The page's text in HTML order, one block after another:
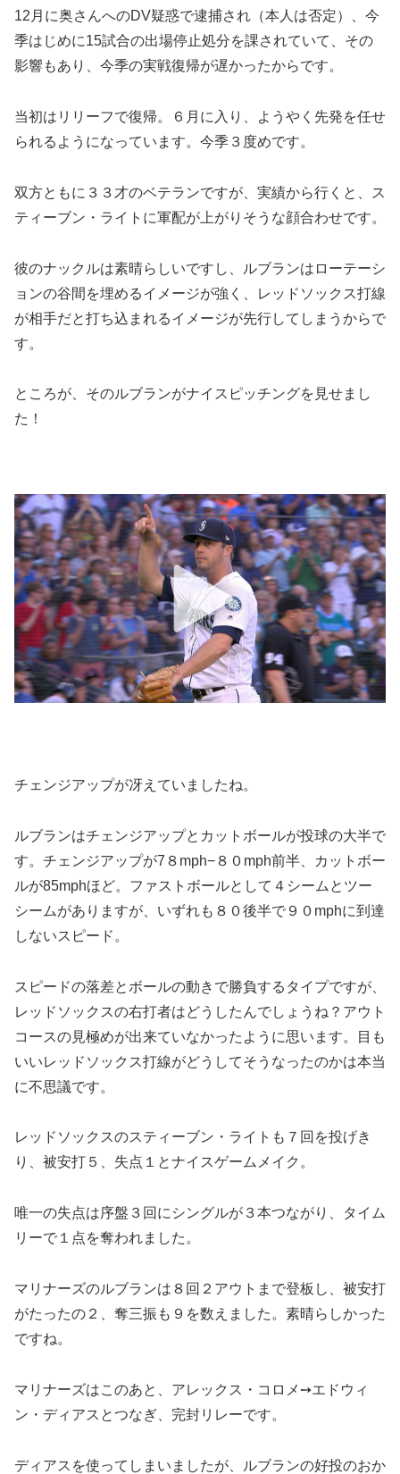
12月に奥さんへのDV疑惑で逮捕され（本人は否定）、今
季はじめに15試合の出場停止処分を課されていて、その
影響もあり、今季の実戦復帰が遅かったからです。
当初はリリーフで復帰。６月に入り、ようやく先発を任せ
られるようになっています。今季３度めです。
双方ともに３３才のベテランですが、実績から行くと、ス
ティーブン・ライトに軍配が上がりそうな顔合わせです。
彼のナックルは素晴らしいですし、ルブランはローテーシ
ョンの谷間を埋めるイメージが強く、レッドソックス打線
が相手だと打ち込まれるイメージが先行してしまうからで
す。
ところが、そのルブランがナイスピッチングを見せまし
た！
チェンジアップが冴えていましたね。
ルブランはチェンジアップとカットボールが投球の大半で
す。チェンジアップが7８mph−８０mph前半、カットボー
ルが85mphほど。ファストボールとして４シームとツー
シームがありますが、いずれも８０後半で９０mphに到達
しないスピード。
スピードの落差とボールの動きで勝負するタイプですが、
レッドソックスの右打者はどうしたんでしょうね？アウト
コースの見極めが出来ていなかったように思います。目も
いいレッドソックス打線がどうしてそうなったのかは本当
に不思議です。
レッドソックスのスティーブン・ライトも７回を投げき
り、被安打５、失点１とナイスゲームメイク。
唯一の失点は序盤３回にシングルが３本つながり、タイム
リーで１点を奪われました。
マリナーズのルブランは８回２アウトまで登板し、被安打
がたったの２、奪三振も９を数えました。素晴らしかった
ですね。
マリナーズはこのあと、アレックス・コロメ➙エドウィ
ン・ディアスとつなぎ、完封リレーです。
ディアスを使ってしまいましたが、ルブランの好投のおか